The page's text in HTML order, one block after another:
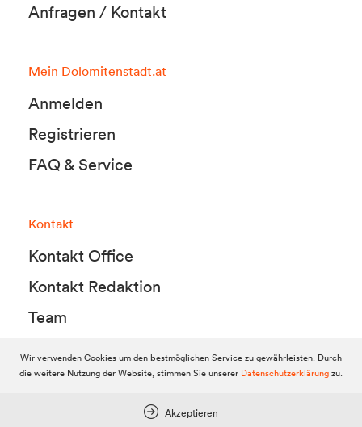
Anfragen / Kontakt
Mein Dolomitenstadt.at
Anmelden
Registrieren
FAQ & Service
Kontakt
Kontakt Office
Kontakt Redaktion
Team
© 2010-2026 Dolomitenstadt.at
Wir verwenden Cookies um den bestmöglichen Service zu gewährleisten. Durch
die weitere Nutzung der Website, stimmen Sie unserer Datenschutzerklärungzu.
Akzeptieren